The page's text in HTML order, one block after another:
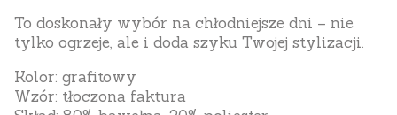
To doskonały wybór na chłodniejsze dni – nie
tylko ogrzeje, ale i doda szyku Twojej stylizacji.
Kolor: grafitowy
Wzór: tłoczona faktura